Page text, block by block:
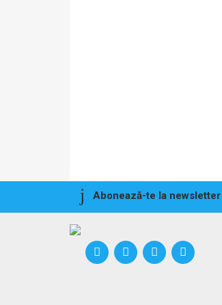
Abonează-te la newsletter